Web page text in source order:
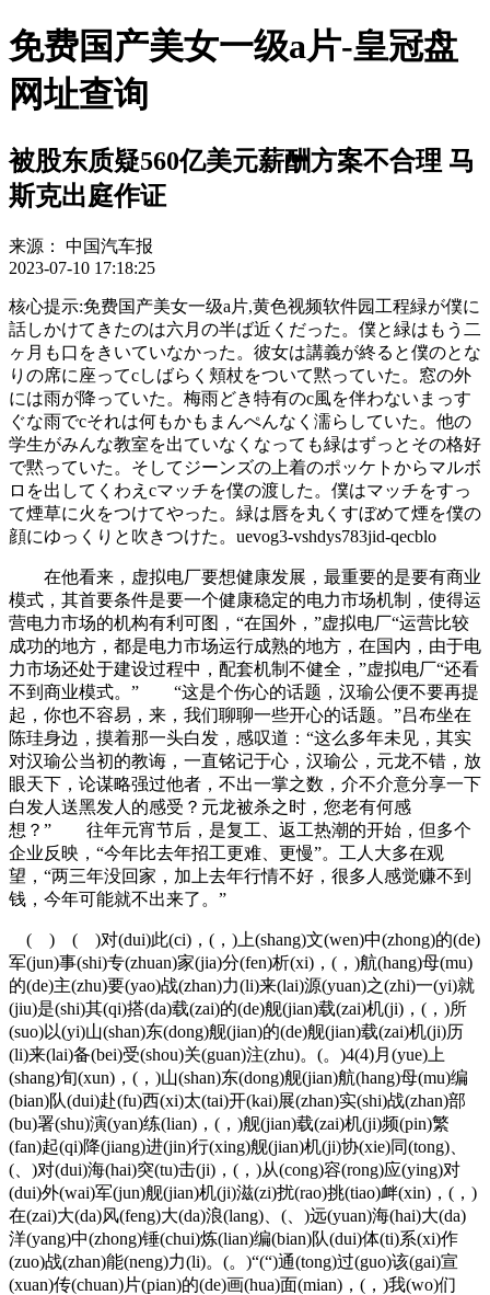
免费国产美女一级a片-皇冠盘
网址查询
被股东质疑560亿美元薪酬方案不合理 马
斯克出庭作证
来源：
中国汽车报
2023-07-10 17:18:25
核心提示:免费国产美女一级a片,黄色视频软件园工程緑が僕に
話しかけてきたのは六月の半ば近くだった。僕と緑はもう二
ヶ月も口をきいていなかった。彼女は講義が終ると僕のとな
りの席に座ってcしばらく頬杖をついて黙っていた。窓の外
には雨が降っていた。梅雨どき特有のc風を伴わないまっす
ぐな雨でcそれは何もかもまんぺんなく濡らしていた。他の
学生がみんな教室を出ていなくなっても緑はずっとその格好
で黙っていた。そしてジーンズの上着のポッケトからマルボ
ロを出してくわえcマッチを僕の渡した。僕はマッチをすっ
て煙草に火をつけてやった。緑は唇を丸くすぼめて煙を僕の
顔にゆっくりと吹きつけた。uevog3-vshdys783jid-qecblo
在他看来，虚拟电厂要想健康发展，最重要的是要有商业
模式，其首要条件是要一个健康稳定的电力市场机制，使得运
营电力市场的机构有利可图，“在国外，”虚拟电厂“运营比较
成功的地方，都是电力市场运行成熟的地方，在国内，由于电
力市场还处于建设过程中，配套机制不健全，”虚拟电厂“还看
不到商业模式。” “这是个伤心的话题，汉瑜公便不要再提
起，你也不容易，来，我们聊聊一些开心的话题。”吕布坐在
陈珪身边，摸着那一头白发，感叹道：“这么多年未见，其实
对汉瑜公当初的教诲，一直铭记于心，汉瑜公，元龙不错，放
眼天下，论谋略强过他者，不出一掌之数，介不介意分享一下
白发人送黑发人的感受？元龙被杀之时，您老有何感
想？” 往年元宵节后，是复工、返工热潮的开始，但多个
企业反映，“今年比去年招工更难、更慢”。工人大多在观
望，“两三年没回家，加上去年行情不好，很多人感觉赚不到
钱，今年可能就不出来了。”
( ) ( )对(dui)此(ci)，(，)上(shang)文(wen)中(zhong)的(de)
军(jun)事(shi)专(zhuan)家(jia)分(fen)析(xi)，(，)航(hang)母(mu)
的(de)主(zhu)要(yao)战(zhan)力(li)来(lai)源(yuan)之(zhi)一(yi)就
(jiu)是(shi)其(qi)搭(da)载(zai)的(de)舰(jian)载(zai)机(ji)，(，)所
(suo)以(yi)山(shan)东(dong)舰(jian)的(de)舰(jian)载(zai)机(ji)历
(li)来(lai)备(bei)受(shou)关(guan)注(zhu)。(。)4(4)月(yue)上
(shang)旬(xun)，(，)山(shan)东(dong)舰(jian)航(hang)母(mu)编
(bian)队(dui)赴(fu)西(xi)太(tai)开(kai)展(zhan)实(shi)战(zhan)部
(bu)署(shu)演(yan)练(lian)，(，)舰(jian)载(zai)机(ji)频(pin)繁
(fan)起(qi)降(jiang)进(jin)行(xing)舰(jian)机(ji)协(xie)同(tong)、
(、)对(dui)海(hai)突(tu)击(ji)，(，)从(cong)容(rong)应(ying)对
(dui)外(wai)军(jun)舰(jian)机(ji)滋(zi)扰(rao)挑(tiao)衅(xin)，(，)
在(zai)大(da)风(feng)大(da)浪(lang)、(、)远(yuan)海(hai)大(da)
洋(yang)中(zhong)锤(chui)炼(lian)编(bian)队(dui)体(ti)系(xi)作
(zuo)战(zhan)能(neng)力(li)。(。)“(“)通(tong)过(guo)该(gai)宣
(xuan)传(chuan)片(pian)的(de)画(hua)面(mian)，(，)我(wo)们